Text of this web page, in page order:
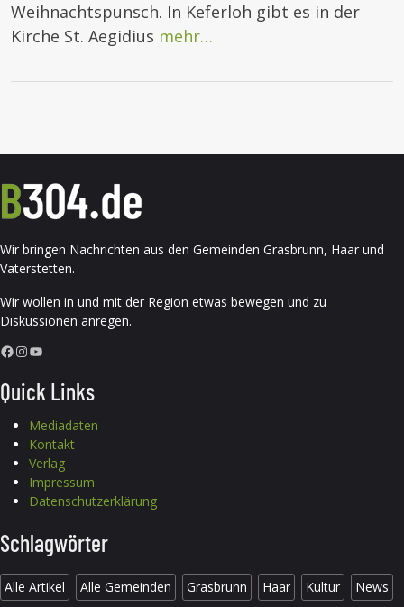
Weihnachtspunsch. In Keferloh gibt es in der
Kirche St. Aegidius mehr…
Wir bringen Nachrichten aus den Gemeinden Grasbrunn, Haar und
Vaterstetten.
Wir wollen in und mit der Region etwas bewegen und zu
Diskussionen anregen.
Facebook InstagramYouTube
Quick Links
Mediadaten
Kontakt
Verlag
Impressum
Datenschutzerklärung
Schlagwörter
Alle Artikel Alle Gemeinden Grasbrunn Haar Kultur News